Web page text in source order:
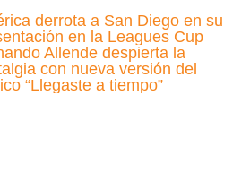
derrota a San Diego en su
en la Leagues Cup
Allende despierta la
con nueva versión del
“Llegaste a tiempo”